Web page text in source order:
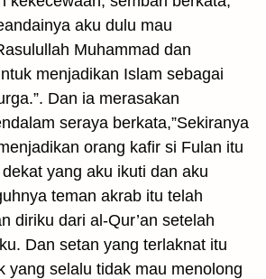
aku dulu mau
Muhammad dan
menjadikan Islam sebagai
Dan ia merasakan
seraya berkata,”Sekiranya
orang kafir si Fulan itu
yang aku ikuti dan aku
teman akrab itu telah
diriku dari al-Qur’an setelah
Dan setan yang terlaknat itu
yang selalu tidak mau menolong